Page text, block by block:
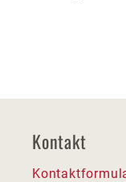
Kontakt